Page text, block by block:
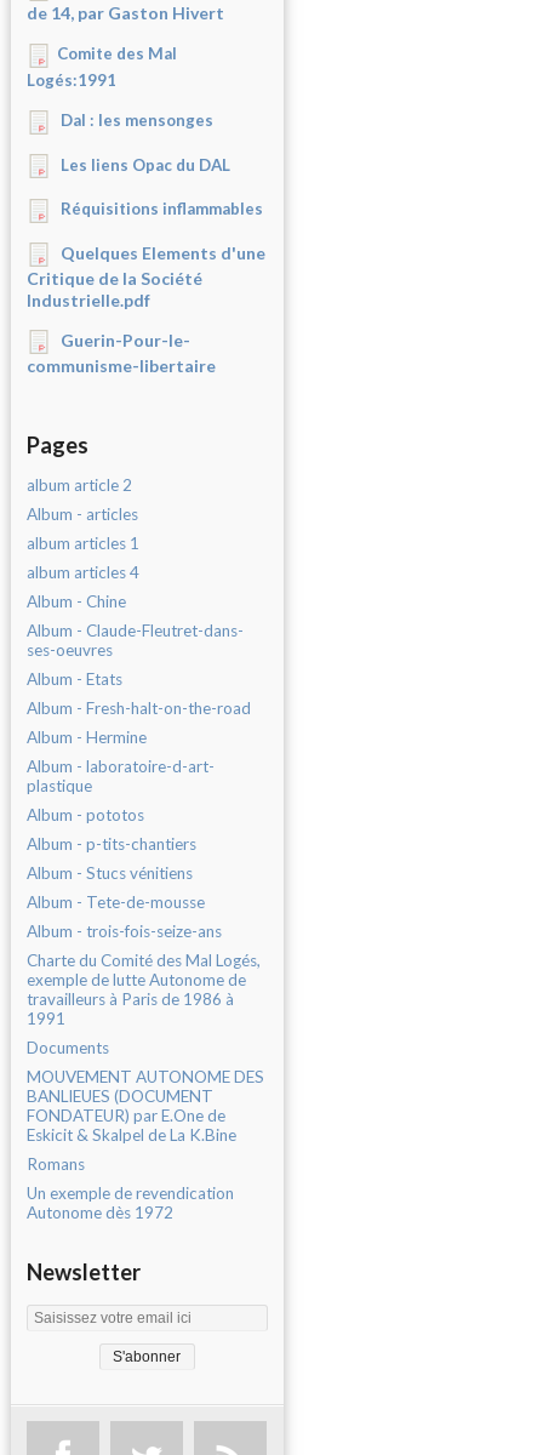
de 14, par Gaston Hivert
Comite des Mal
Logés:1991
Dal : les mensonges
Les liens Opac du DAL
Réquisitions inflammables
Quelques Elements d'une
Critique de la Société
Industrielle.pdf
Guerin-Pour-le-
communisme-libertaire
Pages
album article 2
Album - articles
album articles 1
album articles 4
Album - Chine
Album - Claude-Fleutret-dans-
ses-oeuvres
Album - Etats
Album - Fresh-halt-on-the-road
Album - Hermine
Album - laboratoire-d-art-
plastique
Album - pototos
Album - p-tits-chantiers
Album - Stucs vénitiens
Album - Tete-de-mousse
Album - trois-fois-seize-ans
Charte du Comité des Mal Logés,
exemple de lutte Autonome de
travailleurs à Paris de 1986 à
1991
Documents
MOUVEMENT AUTONOME DES
BANLIEUES (DOCUMENT
FONDATEUR) par E.One de
Eskicit & Skalpel de La K.Bine
Romans
Un exemple de revendication
Autonome dès 1972
Newsletter